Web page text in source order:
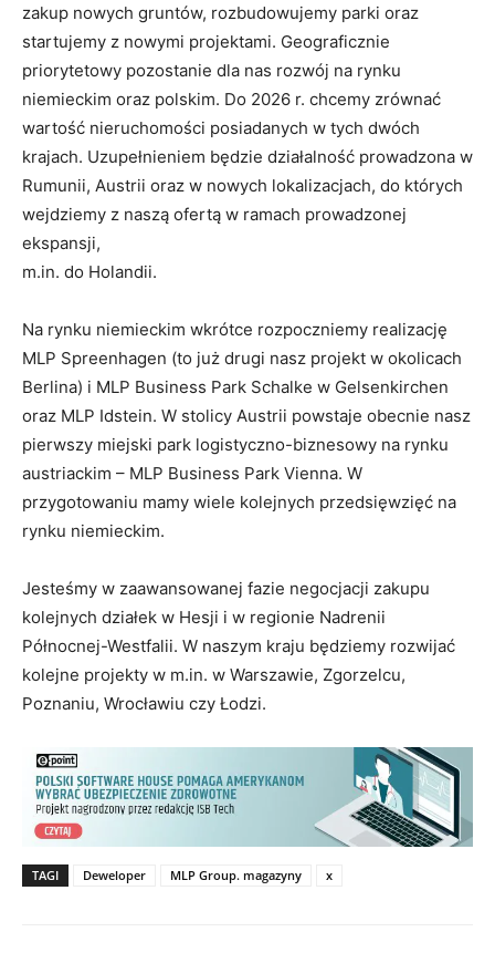
zakup nowych gruntów, rozbudowujemy parki oraz
startujemy z nowymi projektami. Geograficznie
priorytetowy pozostanie dla nas rozwój na rynku
niemieckim oraz polskim. Do 2026 r. chcemy zrównać
wartość nieruchomości posiadanych w tych dwóch
krajach. Uzupełnieniem będzie działalność prowadzona w
Rumunii, Austrii oraz w nowych lokalizacjach, do których
wejdziemy z naszą ofertą w ramach prowadzonej
ekspansji,
m.in. do Holandii.
Na rynku niemieckim wkrótce rozpoczniemy realizację
MLP Spreenhagen (to już drugi nasz projekt w okolicach
Berlina) i MLP Business Park Schalke w Gelsenkirchen
oraz MLP Idstein. W stolicy Austrii powstaje obecnie nasz
pierwszy miejski park logistyczno-biznesowy na rynku
austriackim – MLP Business Park Vienna. W
przygotowaniu mamy wiele kolejnych przedsięwzięć na
rynku niemieckim.
Jesteśmy w zaawansowanej fazie negocjacji zakupu
kolejnych działek w Hesji i w regionie Nadrenii
Północnej-Westfalii. W naszym kraju będziemy rozwijać
kolejne projekty w m.in. w Warszawie, Zgorzelcu,
Poznaniu, Wrocławiu czy Łodzi.
TAGI Deweloper MLP Group. magazyny x